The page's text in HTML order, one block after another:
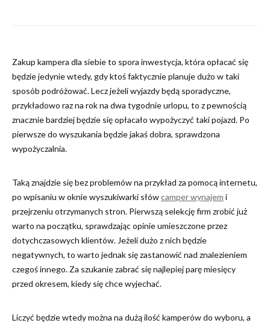
Zakup kampera dla siebie to spora inwestycja, która opłacać się
będzie jedynie wtedy, gdy ktoś faktycznie planuje dużo w taki
sposób podróżować. Lecz jeżeli wyjazdy będą sporadyczne,
przykładowo raz na rok na dwa tygodnie urlopu, to z pewnością
znacznie bardziej będzie się opłacało wypożyczyć taki pojazd. Po
pierwsze do wyszukania będzie jakaś dobra, sprawdzona
wypożyczalnia.
Taką znajdzie się bez problemów na przykład za pomocą internetu,
po wpisaniu w oknie wyszukiwarki słówcamper wynajem i
przejrzeniu otrzymanych stron. Pierwszą selekcję firm zrobić już
warto na początku, sprawdzając opinie umieszczone przez
dotychczasowych klientów. Jeżeli dużo z nich będzie
negatywnych, to warto jednak się zastanowić nad znalezieniem
czegoś innego. Za szukanie zabrać się najlepiej parę miesięcy
przed okresem, kiedy się chce wyjechać.
Liczyć będzie wtedy można na dużą ilość kamperów do wyboru, a